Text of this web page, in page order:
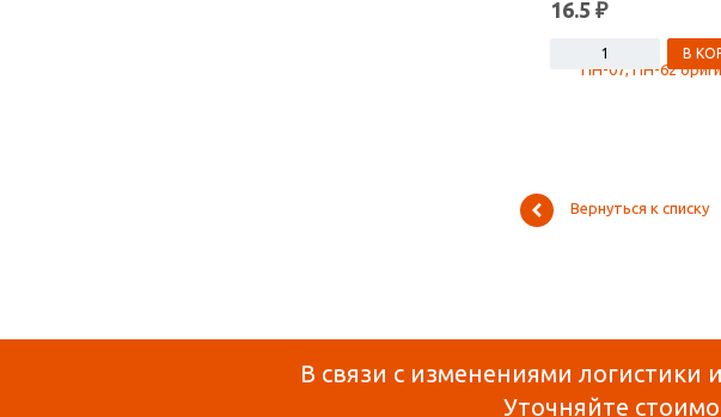
16.5 ₽
В
Вернуться к списку
В связи с изменениями логистики
Уточняйте